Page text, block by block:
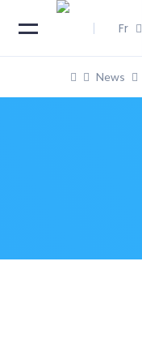
Fr
News